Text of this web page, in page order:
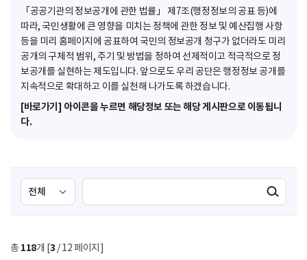
「공공기관의 정보공개에 관한 법률」 제7조(행정정보의 공표 등)에
따라, 국민생활에 큰 영향을 미치는 정책에 관한 정보 및 예산집행 사항
등을 미리 홈페이지에 공표하여 국민의 정보공개 청구가 없더라도 미리
공개의 구체적 범위, 주기 및 방법을 정하여 선제적이고 적극적으로 정
보공개를 실현하는 제도입니다. 앞으로도 우리 공단은 행정정보 공개를
지속적으로 확대하고 이를 실천해 나가도록 하겠습니다.
[바로가기] 아이콘을 누르면 해당정보 또는 해당 게시판으로 이동됩니
다.
검
색
선
색
검색실행
총 118개 [3 / 12 페이지]